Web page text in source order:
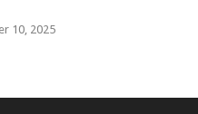
10, 2025